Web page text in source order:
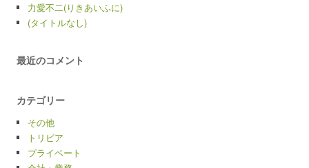
力愛不二(りきあいふに)
(タイトルなし)
最近のコメント
カテゴリー
その他
トリビア
プライベート